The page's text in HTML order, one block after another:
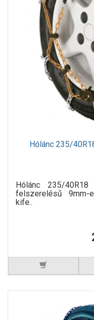
Hólánc 235/
Hólánc 235/
felszerelésű 9mm-
kife..